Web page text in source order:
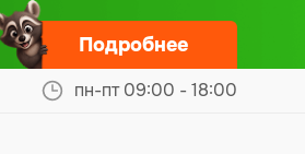
Подробнее
пн-пт 09:00 - 18:00